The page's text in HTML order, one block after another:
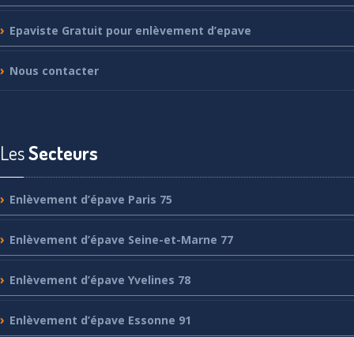
Epaviste Gratuit pour enlèvement d’epave
Nous contacter
LesSecteurs
Enlèvement d’épave Paris 75
Enlèvement d’épave Seine-et-Marne 77
Enlèvement d’épave Yvelines 78
Enlèvement d’épave Essonne 91